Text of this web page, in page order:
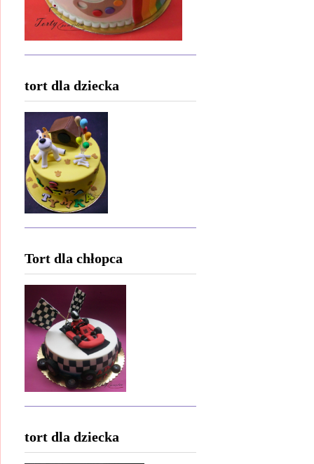
tort dla dziecka
Tort dla chłopca
tort dla dziecka